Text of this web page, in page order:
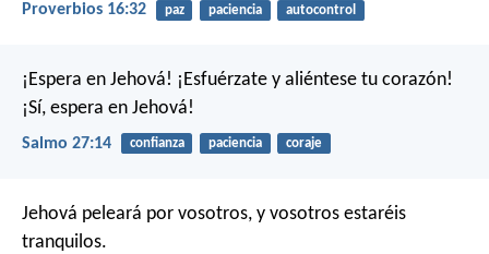
Proverbios 16:32 paz paciencia autocontrol
¡Espera en Jehová! ¡Esfuérzate y aliéntese tu corazón!
¡Sí, espera en Jehová!
Salmo 27:14 confianza paciencia coraje
Jehová peleará por vosotros, y vosotros estaréis
tranquilos.